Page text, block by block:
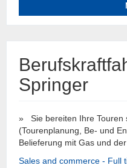
Springer
» Sie bereiten Ihre Touren
(Tourenplanung, Be- und
Belieferung mit Gas und der
Sales and commerce - Full